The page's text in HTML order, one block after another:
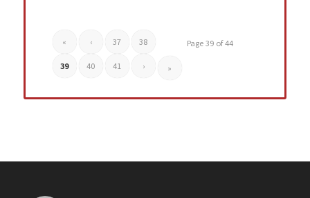
Page 39 of 44
« ‹ 37 38
39 40 41 › »